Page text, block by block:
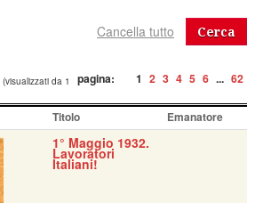
Cerca
pagina: 1 2 3 4 5 6 ... 62
(visualizzati da 1
Titolo Emanatore
1° Maggio 1932.
Lavoratori
Italiani!